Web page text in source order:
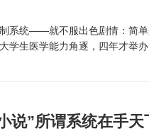
统——就不服出色剧情：简单
学生医学能力角逐，四年才举
说”所谓系统在手